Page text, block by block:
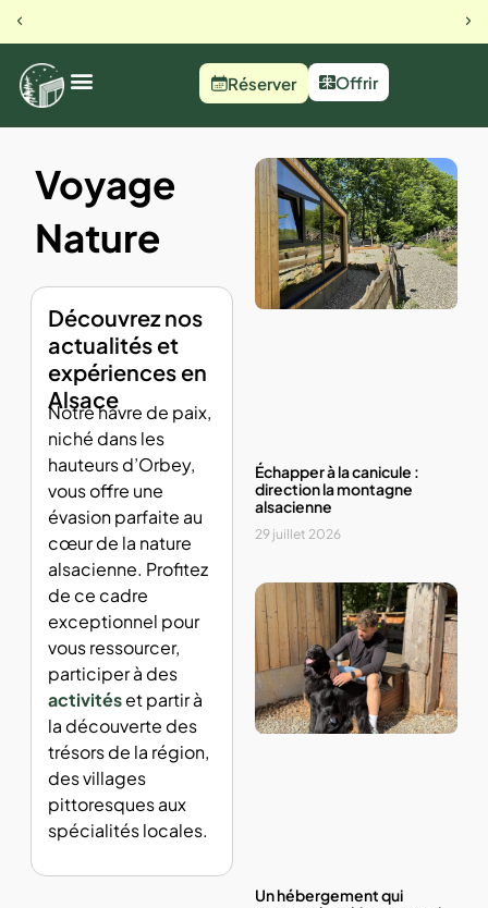
23 rue du busset, Orbey
Réserver Offrir
Voyage
Nature
Découvrez nos
actualités et
expériences en
Alsace
Notre havre de paix,
niché dans les
hauteurs d’Orbey,
vous offre une
évasion parfaite au
cœur de la nature
alsacienne. Profitez
de ce cadre
exceptionnel pour
vous ressourcer,
participer à des
activitéset partir à
la découverte des
trésors de la région,
des villages
pittoresques aux
spécialités locales.
Échapper à la canicule :
direction la montagne
alsacienne
29 juillet 2026
Un hébergement qui